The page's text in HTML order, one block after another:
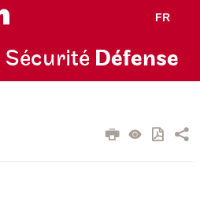
FR
Sécurité Défense